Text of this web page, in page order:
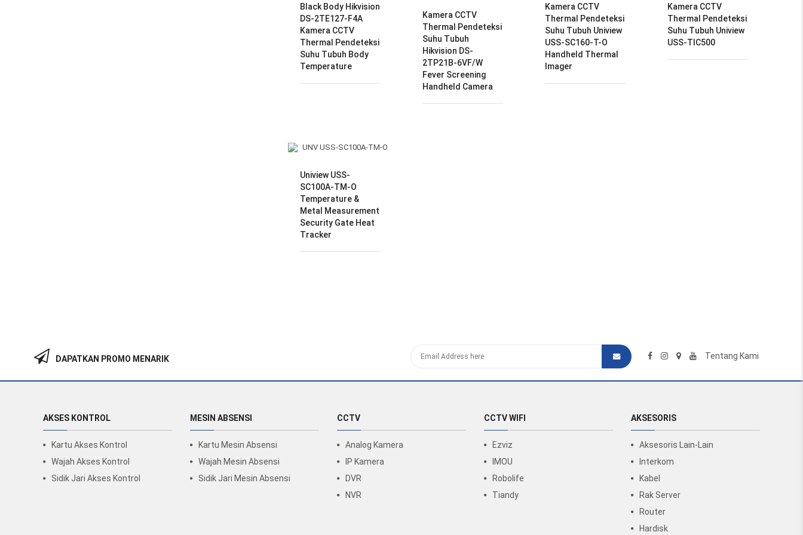
Black Body Hikvision
DS-2TE127-F4A
Kamera CCTV
Thermal Pendeteksi
Suhu Tubuh Body
Temperature
Kamera CCTV
Thermal Pendeteksi
Suhu Tubuh
Hikvision DS-
2TP21B-6VF/W
Fever Screening
Handheld Camera
Kamera CCTV
Thermal Pendeteksi
Suhu Tubuh Uniview
USS-SC160-T-O
Handheld Thermal
Imager
Kamera CCTV
Thermal Pendeteksi
Suhu Tubuh Uniview
USS-TIC500
Uniview USS-
SC100A-TM-O
Temperature &
Metal Measurement
Security Gate Heat
Tracker
DAPATKAN PROMO MENARIK Tentang Kami
AKSES KONTROL
Kartu Akses Kontrol
Wajah Akses Kontrol
Sidik Jari Akses Kontrol
MESIN ABSENSI
Kartu Mesin Absensi
Wajah Mesin Absensi
Sidik Jari Mesin Absensi
CCTV
Analog Kamera
IP Kamera
DVR
NVR
CCTV WIFI
Ezviz
IMOU
Robolife
Tiandy
AKSESORIS
Aksesoris Lain-Lain
Interkom
Kabel
Rak Server
Router
Hardisk